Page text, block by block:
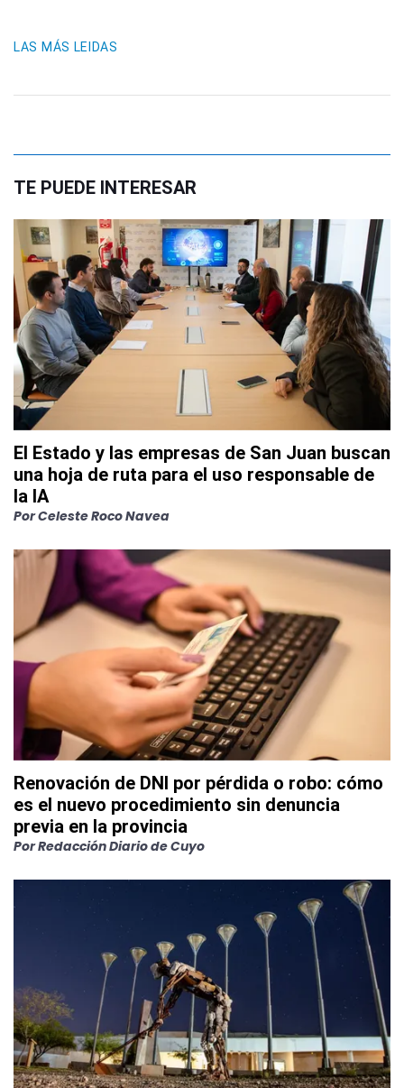
LAS MÁS LEIDAS
TE PUEDE INTERESAR
El Estado y las empresas de San Juan buscan
una hoja de ruta para el uso responsable de
la IA
PorCeleste Roco Navea
Renovación de DNI por pérdida o robo: cómo
es el nuevo procedimiento sin denuncia
previa en la provincia
PorRedacción Diario de Cuyo